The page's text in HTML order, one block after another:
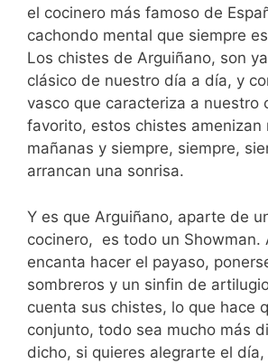
el cocinero más famoso de
cachondo mental que siempre
Los chistes de Arguiñano, son
clásico de nuestro día a día, y
vasco que caracteriza a nuestro
favorito, estos chistes amenizan
mañanas y siempre, siempre,
arrancan una sonrisa.
Y es que Arguiñano, aparte de
cocinero, es todo un Showman.
encanta hacer el payaso,
sombreros y un sinfin de
cuenta sus chistes, lo que hace
conjunto, todo sea mucho más
dicho, si quieres alegrarte el día,